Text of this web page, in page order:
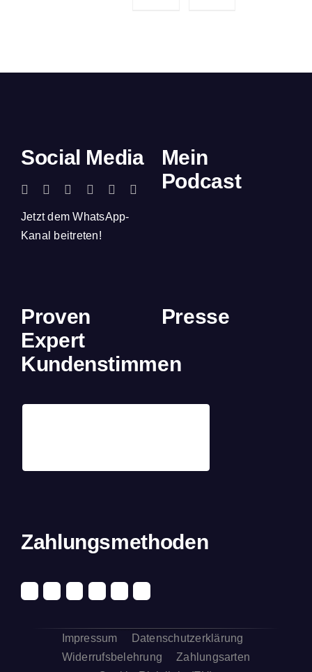
Social Media
Jetzt dem WhatsApp-
Kanal beitreten!
Mein
Podcast
Proven
Expert
Kundenstimmen
Presse
Zahlungsmethoden
Impressum
Datenschutzerklärung
Widerrufsbelehrung
Zahlungsarten